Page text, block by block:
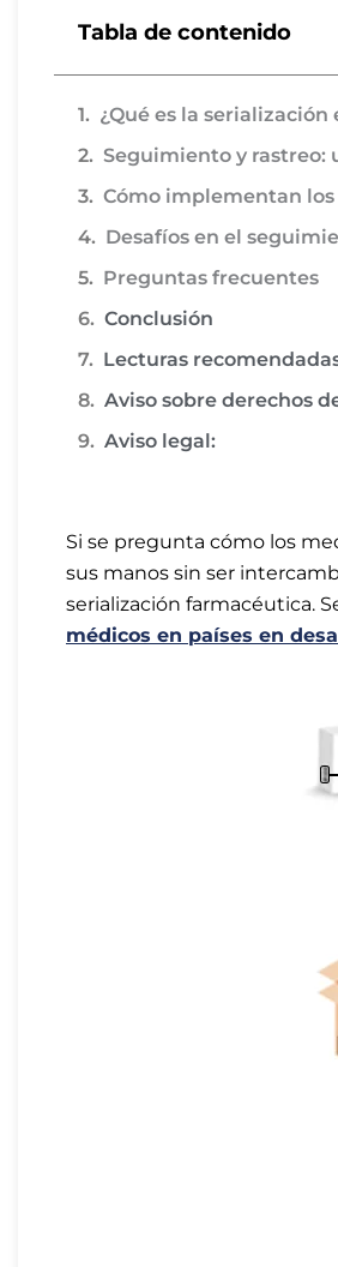
Tabla de contenido
¿Qué es la
Seguimiento y rastreo:
Cómo implementan
Desafíos en el
Preguntas frecuentes
Conclusión
Lecturas
Aviso sobre derechos
Aviso legal:
Si se pregunta cómo los
sus manos sin ser
serialización farmacéutica.
médicos en países en